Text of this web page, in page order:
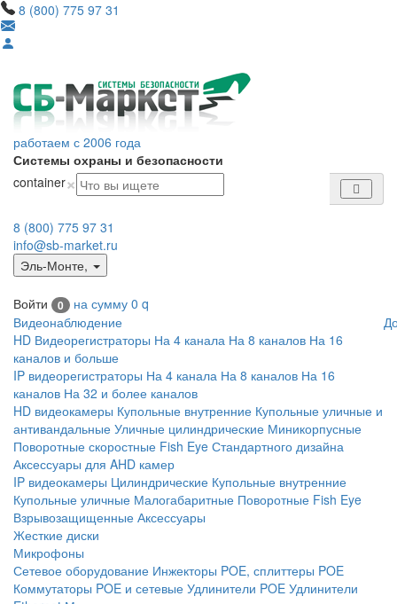
8 (800) 775 97 31
работаем с 2006 года
Системы охраны и безопасности
container×
8 (800) 775 97 31
info@sb-market.ru
Эль-Монте,
Войти 0 на сумму 0 q
Видеонаблюдение
HD Видеорегистраторы На 4 канала На 8 каналов На 16
каналов и больше
IP видеорегистраторы На 4 канала На 8 каналов На 16
каналов На 32 и более каналов
HD видеокамеры Купольные внутренние Купольные уличные и
антивандальные Уличные цилиндрические Миникорпусные
Поворотные скоростные Fish Eye Стандартного дизайна
Аксессуары для AHD камер
IP видеокамеры Цилиндрические Купольные внутренние
Купольные уличные Малогабаритные Поворотные Fish Eye
Взрывозащищенные Аксессуары
Жесткие диски
Микрофоны
Сетевое оборудование Инжекторы POE, сплиттеры POE
Коммутаторы POE и сетевые Удлинители POE Удлинители